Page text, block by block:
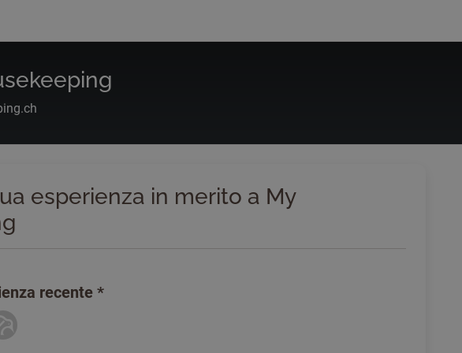
esperienza in merito a My
recente *